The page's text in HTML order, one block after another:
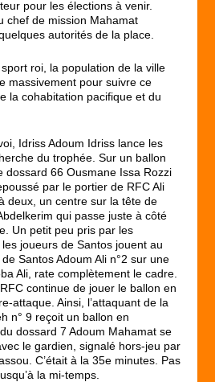
pour les élections à venir.
chef de mission Mahamat
autorités de la place.
roi, la population de la ville
massivement pour suivre ce
la cohabitation pacifique et du
Idriss Adoum Idriss lance les
du trophée. Sur un ballon
dossard 66 Ousmane Issa Rozzi
par le portier de RFC Ali
deux, un centre sur la tête de
qui passe juste à côté
Un petit peu pris par les
joueurs de Santos jouent au
Santos Adoum Ali n°2 sur une
Ali, rate complètement le cadre.
continue de jouer le ballon en
attaque. Ainsi, l’attaquant de la
n° 9 reçoit un ballon en
dossard 7 Adoum Mahamat se
le gardien, signalé hors-jeu par
C’était à la 35e minutes. Pas
la mi-temps.